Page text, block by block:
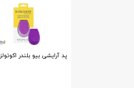
پد آرایشی بیو بلندر اکوتولز